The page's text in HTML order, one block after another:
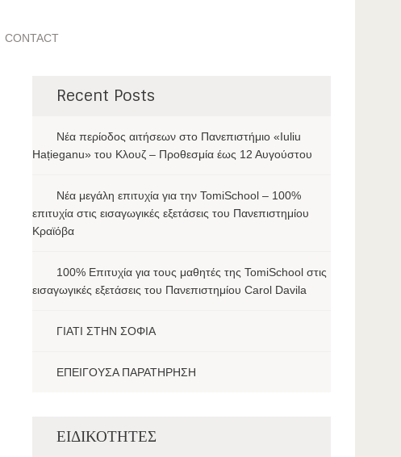
CONTACT
Recent Posts
Νέα περίοδος αιτήσεων στο Πανεπιστήμιο «Iuliu
Hațieganu» του Κλουζ – Προθεσμία έως 12 Αυγούστου
Νέα μεγάλη επιτυχία για την TomiSchool – 100%
επιτυχία στις εισαγωγικές εξετάσεις του Πανεπιστημίου
Κραϊόβα
100% Επιτυχία για τους μαθητές της TomiSchool στις
εισαγωγικές εξετάσεις του Πανεπιστημίου Carol Davila
ΓΙΑΤΙ ΣΤΗΝ ΣΟΦΙΑ
ΕΠΕΙΓΟΥΣΑ ΠΑΡΑΤΗΡΗΣΗ
ΕΙΔΙΚΟΤΗΤΕΣ